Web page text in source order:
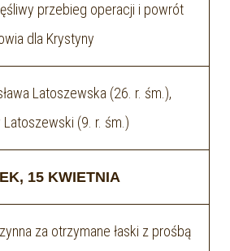
przebieg operacji i powrót
dla Krystyny
Latoszewska (26. r. śm.),
(9. r. śm.)
15 KWIETNIA
za otrzymane łaski z prośbą